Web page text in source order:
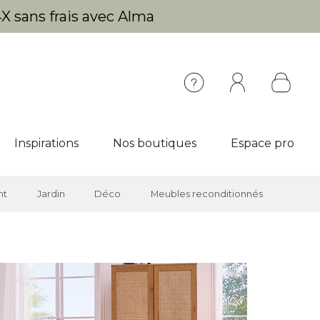
sans frais avec Alma
Inspirations Nos boutiques Espace pro
Jardin Déco Meubles reconditionnés